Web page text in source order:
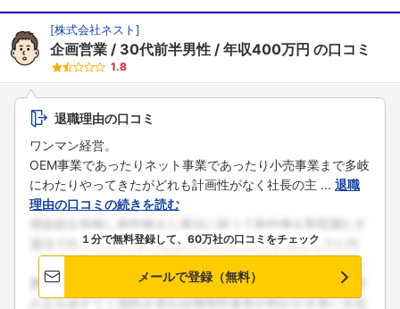
[株式会社ネスト]
企画営業 30代前半男性 年収400万円 の口コミ
1.8
退職理由の口コミ
ワンマン経営。
OEM事業であったりネット事業であったり小売事業まで多岐
にわたりやってきたがどれも計画性がなく社長の主 ... 退職
理由の口コミの続きを読む
１分で無料登録して、60万社の口コミをチェック
メールで登録（無料）